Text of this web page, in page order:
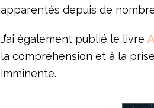
apparentés depuis de
J’ai également publié le livre
la compréhension et à la
imminente.